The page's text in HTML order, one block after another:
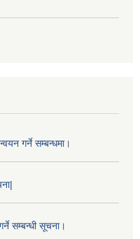
गर्ने सम्बन्धमा।
सम्बन्धी सूचना।